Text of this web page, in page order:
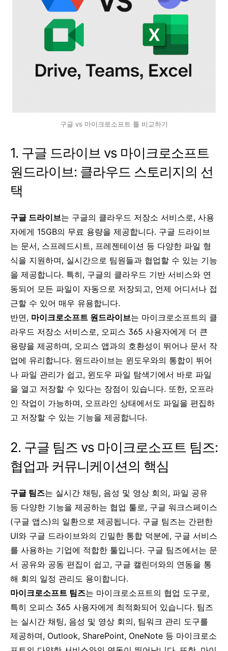
구글 vs 마이크로소프트 툴 비교하기
1. 구글 드라이브 vs 마이크로소프트
원드라이브: 클라우드 스토리지의 선
택
구글 드라이브는 구글의 클라우드 저장소 서비스로, 사용
자에게 15GB의 무료 용량을 제공합니다. 구글 드라이브
는 문서, 스프레드시트, 프레젠테이션 등 다양한 파일 형
식을 지원하며, 실시간으로 팀원들과 협업할 수 있는 기능
을 제공합니다. 특히, 구글의 클라우드 기반 서비스와 연
동되어 모든 파일이 자동으로 저장되고, 언제 어디서나 접
근할 수 있어 매우 유용합니다.
반면, 마이크로소프트 원드라이브는 마이크로소프트의 클
라우드 저장소 서비스로, 오피스 365 사용자에게 더 큰
용량을 제공하며, 오피스 앱과의 호환성이 뛰어나 문서 작
업에 유리합니다. 원드라이브는 윈도우와의 통합이 뛰어
나 파일 관리가 쉽고, 윈도우 파일 탐색기에서 바로 파일
을 열고 저장할 수 있다는 장점이 있습니다. 또한, 오프라
인 작업이 가능하며, 오프라인 상태에서도 파일을 편집하
고 저장할 수 있는 기능을 제공합니다.
2. 구글 팀즈 vs 마이크로소프트 팀즈:
협업과 커뮤니케이션의 핵심
구글 팀즈는 실시간 채팅, 음성 및 영상 회의, 파일 공유
등 다양한 기능을 제공하는 협업 툴로, 구글 워크스페이스
(구글 앱스)의 일환으로 제공됩니다. 구글 팀즈는 간편한
UI와 구글 드라이브와의 긴밀한 통합 덕분에, 구글 서비스
를 사용하는 기업에 적합한 툴입니다. 구글 팀즈에서는 문
서 공유와 공동 편집이 쉽고, 구글 캘린더와의 연동을 통
해 회의 일정 관리도 용이합니다.
마이크로소프트 팀즈는 마이크로소프트의 협업 도구로,
특히 오피스 365 사용자에게 최적화되어 있습니다. 팀즈
는 실시간 채팅, 음성 및 영상 회의, 팀워크 관리 도구를
제공하며, Outlook, SharePoint, OneNote 등 마이크로소